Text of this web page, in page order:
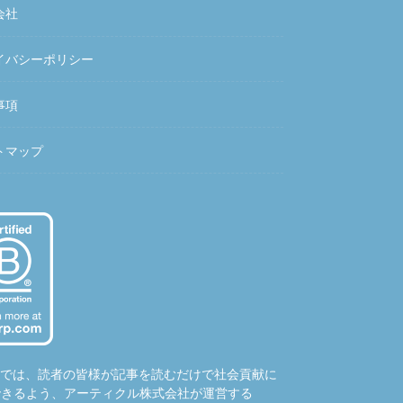
社
バシーポリシー
項
マップ
は、読者の皆様が記事を読むだけで社会貢献に
るよう、アーティクル株式会社が運営する